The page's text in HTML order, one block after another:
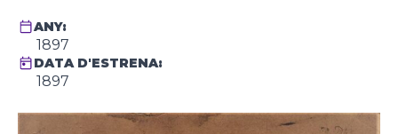
ANY:
1897
DATA D'ESTRENA:
1897